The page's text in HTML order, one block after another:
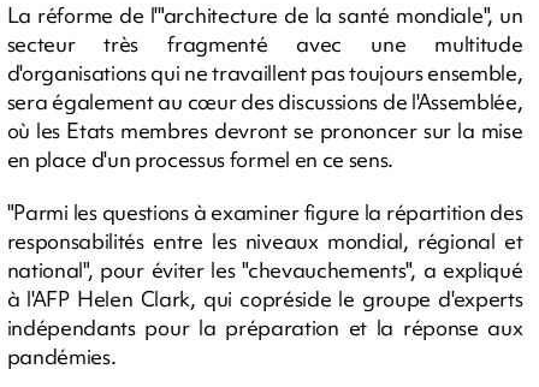
La réforme de l'"architecture de la santé mondiale", un
secteur très fragmenté avec une multitude
d'organisations qui ne travaillent pas toujours ensemble,
sera également au cœur des discussions de l'Assemblée,
où les Etats membres devront se prononcer sur la mise
en place d'un processus formel en ce sens.
"Parmi les questions à examiner figure la répartition des
responsabilités entre les niveaux mondial, régional et
national", pour éviter les "chevauchements", a expliqué
à l'AFP Helen Clark, qui copréside le groupe d'experts
indépendants pour la préparation et la réponse aux
pandémies.